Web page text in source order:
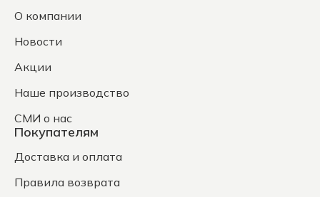
О компании
Новости
Акции
Наше производство
СМИ о нас
Покупателям
Доставка и оплата
Правила возврата